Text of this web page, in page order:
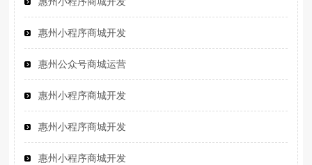
惠州小程序商城开发
惠州公众号商城运营
惠州小程序商城开发
惠州小程序商城开发
惠州小程序商城开发